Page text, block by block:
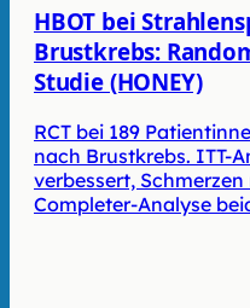
HBOT bei
Brustkrebs:
Studie (HONEY)
RCT bei 189
nach Brustkrebs. ITT-
verbessert,
Completer-Analyse